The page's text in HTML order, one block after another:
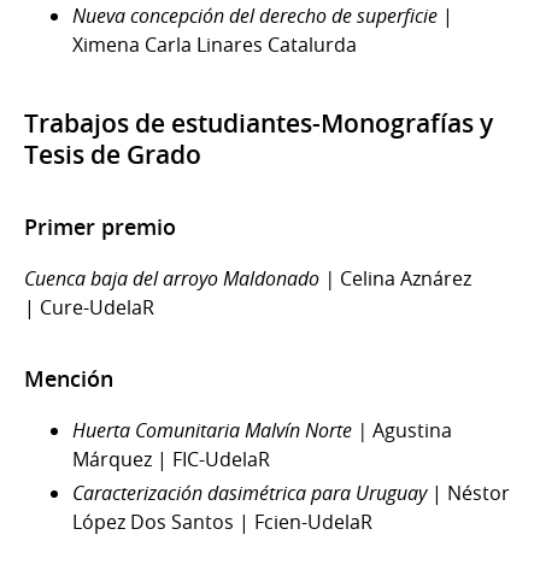
Nueva concepción del derecho de superficie |
Ximena Carla Linares Catalurda
Trabajos de estudiantes-Monografías y
Tesis de Grado
Primer premio
Cuenca baja del arroyo Maldonado | Celina Aznárez
| Cure-UdelaR
Mención
Huerta Comunitaria Malvín Norte | Agustina
Márquez | FIC-UdelaR
Caracterización dasimétrica para Uruguay| Néstor
López Dos Santos | Fcien-UdelaR